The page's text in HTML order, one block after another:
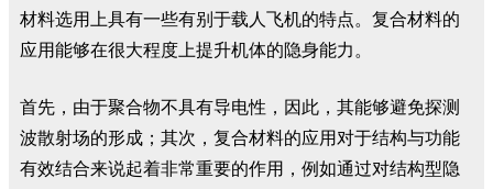
材料选用上具有一些有别于载人飞机的特点。复合材料的
应用能够在很大程度上提升机体的隐身能力。
首先，由于聚合物不具有导电性，因此，其能够避免探测
波散射场的形成；其次，复合材料的应用对于结构与功能
有效结合来说起着非常重要的作用，例如通过对结构型隐